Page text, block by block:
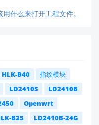
什么来打开工程文件。
HLK-B40
指纹模块
LD2410S
LD2410B
Openwrt
B35
LD2410B-24G